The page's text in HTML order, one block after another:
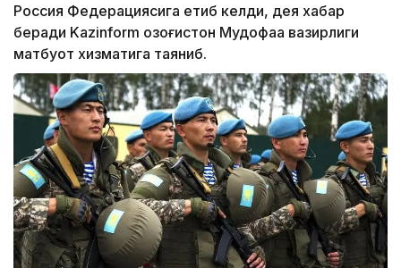
Россия Федерациясига етиб келди, дея хабар
беради Kazinform Қозоғистон Мудофаа вазирлиги
матбуот хизматига таяниб.